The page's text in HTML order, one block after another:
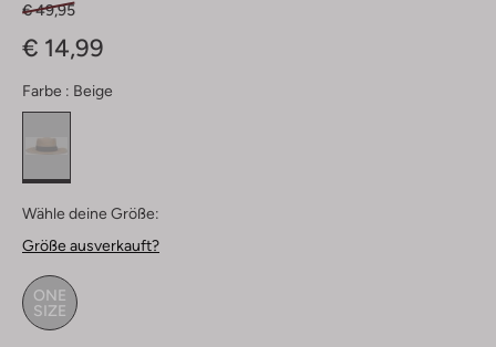
€ 49,95
€ 14,99
Farbe : Beige
Wähle deine Größe:
Größe ausverkauft?
ONE
SIZE